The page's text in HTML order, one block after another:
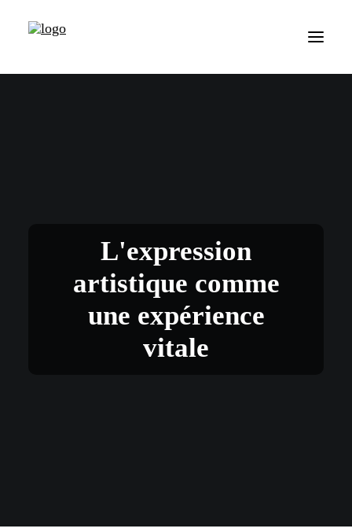
L'expression
artistique comme
une expérience
vitale